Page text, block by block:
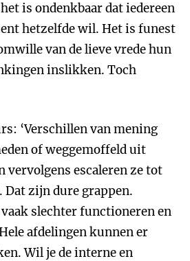
is ondenkbaar dat iedereen
hetzelfde wil. Het is funest
van de lieve vrede hun
inslikken. Toch
‘Verschillen van mening
of weggemoffeld uit
vervolgens escaleren ze tot
zijn dure grappen.
slechter functioneren en
afdelingen kunnen er
Wil je de interne en